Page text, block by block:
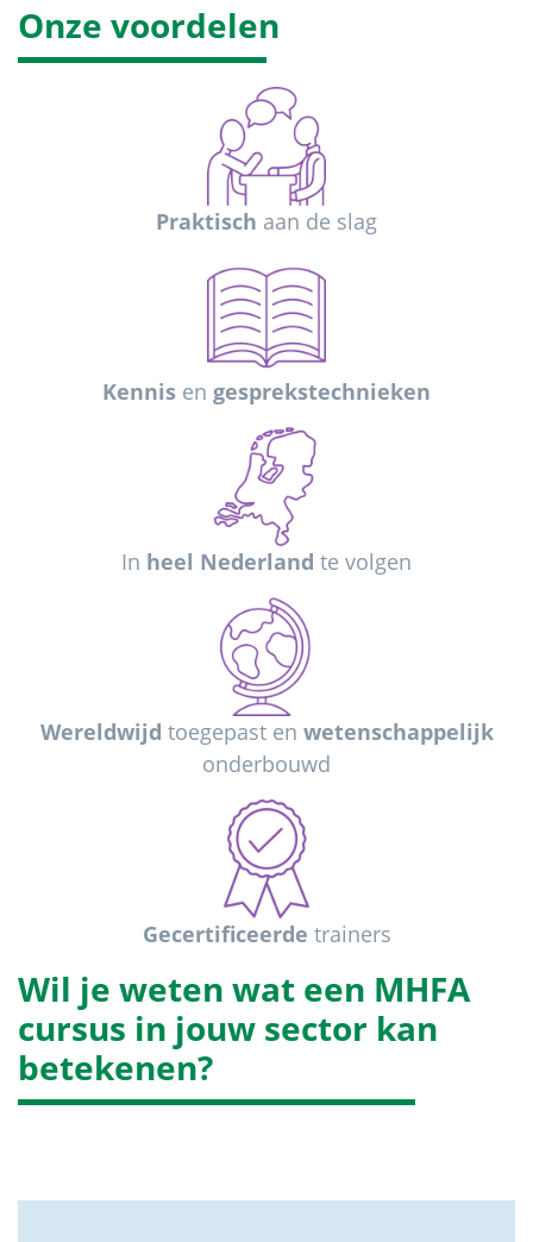
Onze voordelen
Praktisch aan de slag
Kennis en gesprekstechnieken
In heel Nederland te volgen
Wereldwijd toegepast en wetenschappelijk
onderbouwd
Gecertificeerde trainers
Wil je weten wat een MHFA
cursus in jouw sector kan
betekenen?